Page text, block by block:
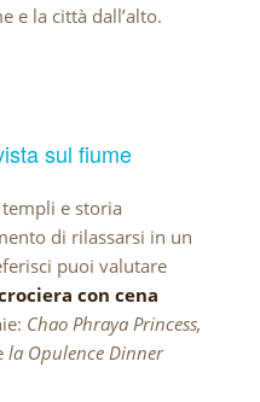
e la città dall’alto.
sul fiume
e storia
di rilassarsi in un
puoi valutare
con cena
Chao Phraya Princess,
la Opulence Dinner